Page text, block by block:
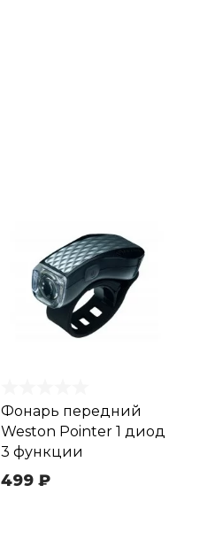
Фонарь передний
Weston Pointer 1 диод
3 функции
499 ₽